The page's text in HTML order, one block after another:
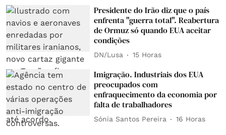
Presidente do Irão diz que o país
enfrenta "guerra total". Reabertura
de Ormuz só quando EUA aceitar
condições
DN/Lusa 15 Horas
Imigração. Industriais dos EUA
preocupados com
enfraquecimento da economia por
falta de trabalhadores
Sónia Santos Pereira 16 Horas